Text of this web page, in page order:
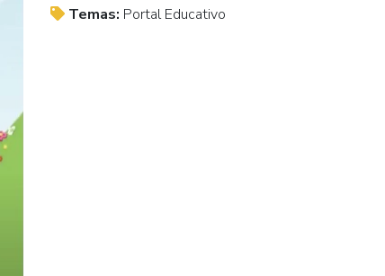
Temas: Portal Educativo